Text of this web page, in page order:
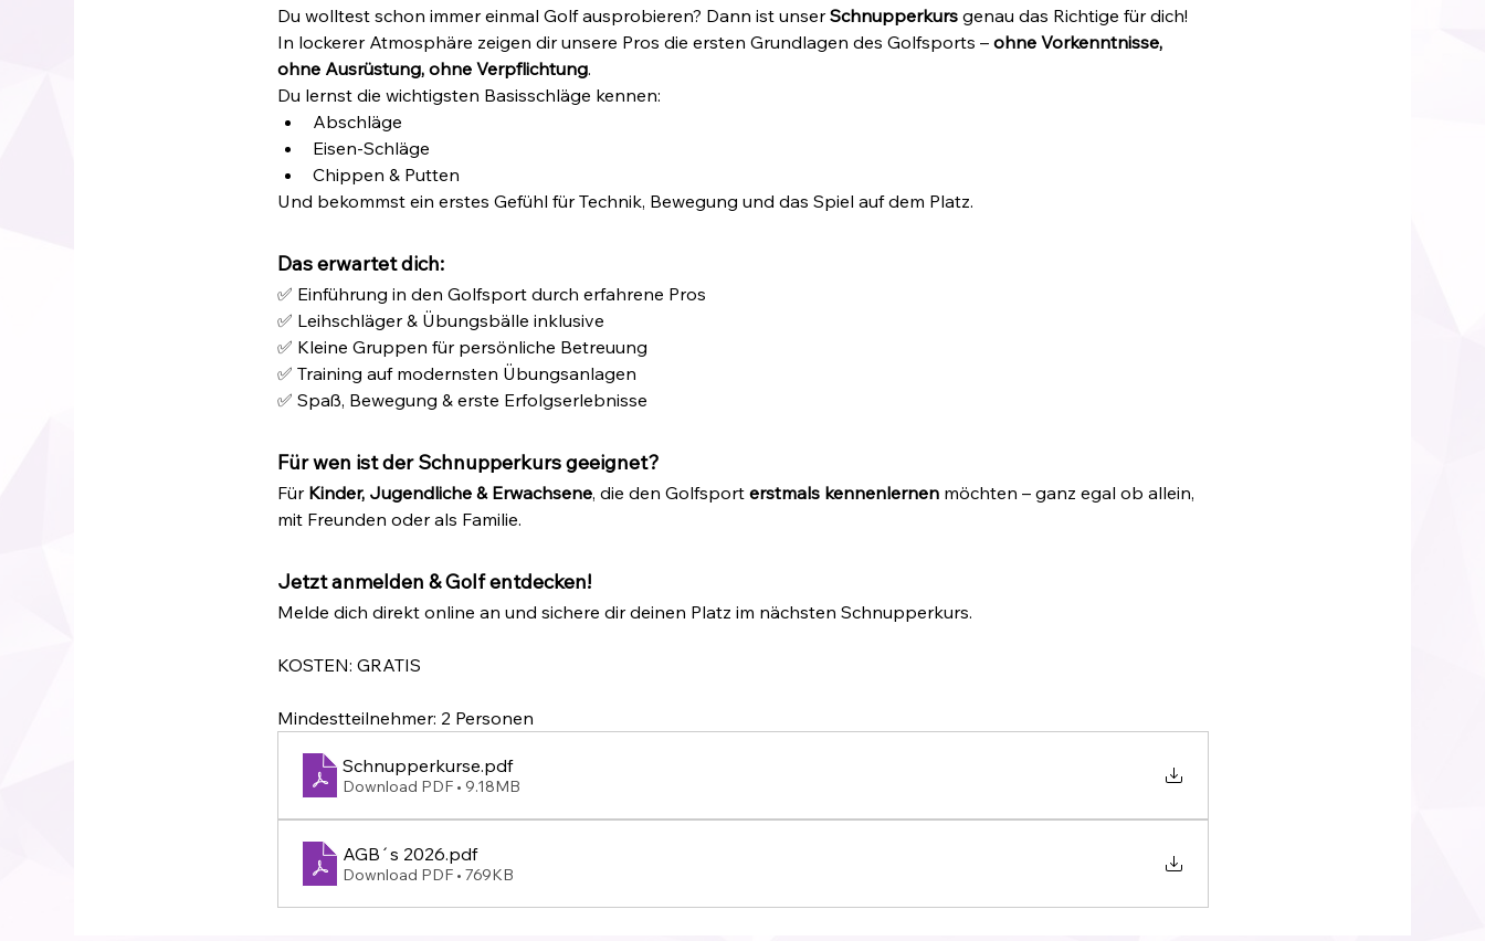
Du wolltest schon immer einmal Golf ausprobieren? Dann ist unser Schnupperkurs genau das Richtige für dich!
In lockerer Atmosphäre zeigen dir unsere Pros die ersten Grundlagen des Golfsports – ohne Vorkenntnisse,
ohne Ausrüstung, ohne Verpflichtung.
Du lernst die wichtigsten Basisschläge kennen:
Abschläge
Eisen-Schläge
Chippen & Putten
Und bekommst ein erstes Gefühl für Technik, Bewegung und das Spiel auf dem Platz.
Das erwartet dich:
✅ Einführung in den Golfsport durch erfahrene Pros
✅ Leihschläger & Übungsbälle inklusive
✅ Kleine Gruppen für persönliche Betreuung
✅ Training auf modernsten Übungsanlagen
✅ Spaß, Bewegung & erste Erfolgserlebnisse
Für wen ist der Schnupperkurs geeignet?
Für Kinder, Jugendliche & Erwachsene, die den Golfsport erstmals kennenlernen möchten – ganz egal ob allein,
mit Freunden oder als Familie.
Jetzt anmelden & Golf entdecken!
Melde dich direkt online an und sichere dir deinen Platz im nächsten Schnupperkurs.
KOSTEN: GRATIS
Mindestteilnehmer: 2 Personen
Schnupperkurse.pdf
Download PDF • 9.18MB
AGB´s 2026.pdf
Download PDF • 769KB